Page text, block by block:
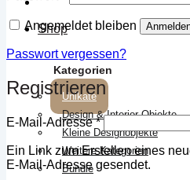
Shop
Kategorien
Unikate
Design & Interior-Objekte
Kleine Designobjekte
Weitere Kategorien
Bundle
Angemeldet bleiben
Passwort vergessen?
Registrieren
E-Mail-Adresse*Erforderlich
Ein Link zum Erstellen eines
E-Mail-Adresse gesendet.